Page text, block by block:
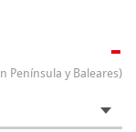
-
Península y Baleares)